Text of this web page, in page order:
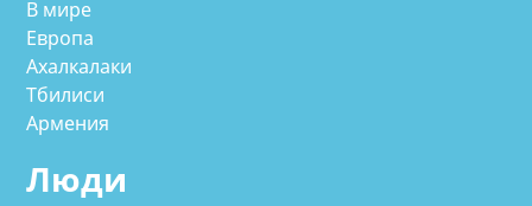
В мире
Европа
Ахалкалаки
Тбилиси
Армения
Люди